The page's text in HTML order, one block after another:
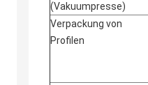
(Vakuumpresse)
Verpackung von
Profilen